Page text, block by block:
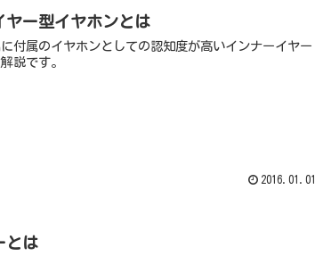
ヤー型イヤホンとは
付属のイヤホンとしての認知度が高いインナーイヤー
説です。
2016.01.01
とは